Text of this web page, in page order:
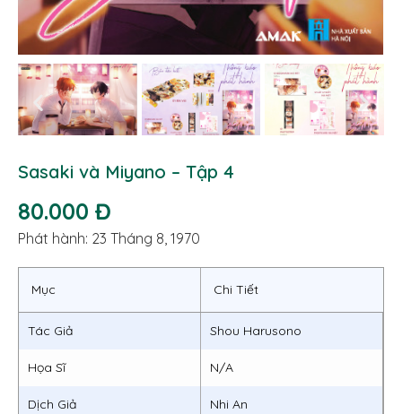
Sasaki và Miyano – Tập 4
80.000 Đ
Phát hành: 23 Tháng 8, 1970
Mục Chi Tiết
Tác Giả Shou Harusono
Họa Sĩ N/A
Dịch Giả Nhi An